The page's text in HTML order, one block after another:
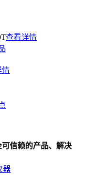
查看详情
情
信赖的产品、解决
器